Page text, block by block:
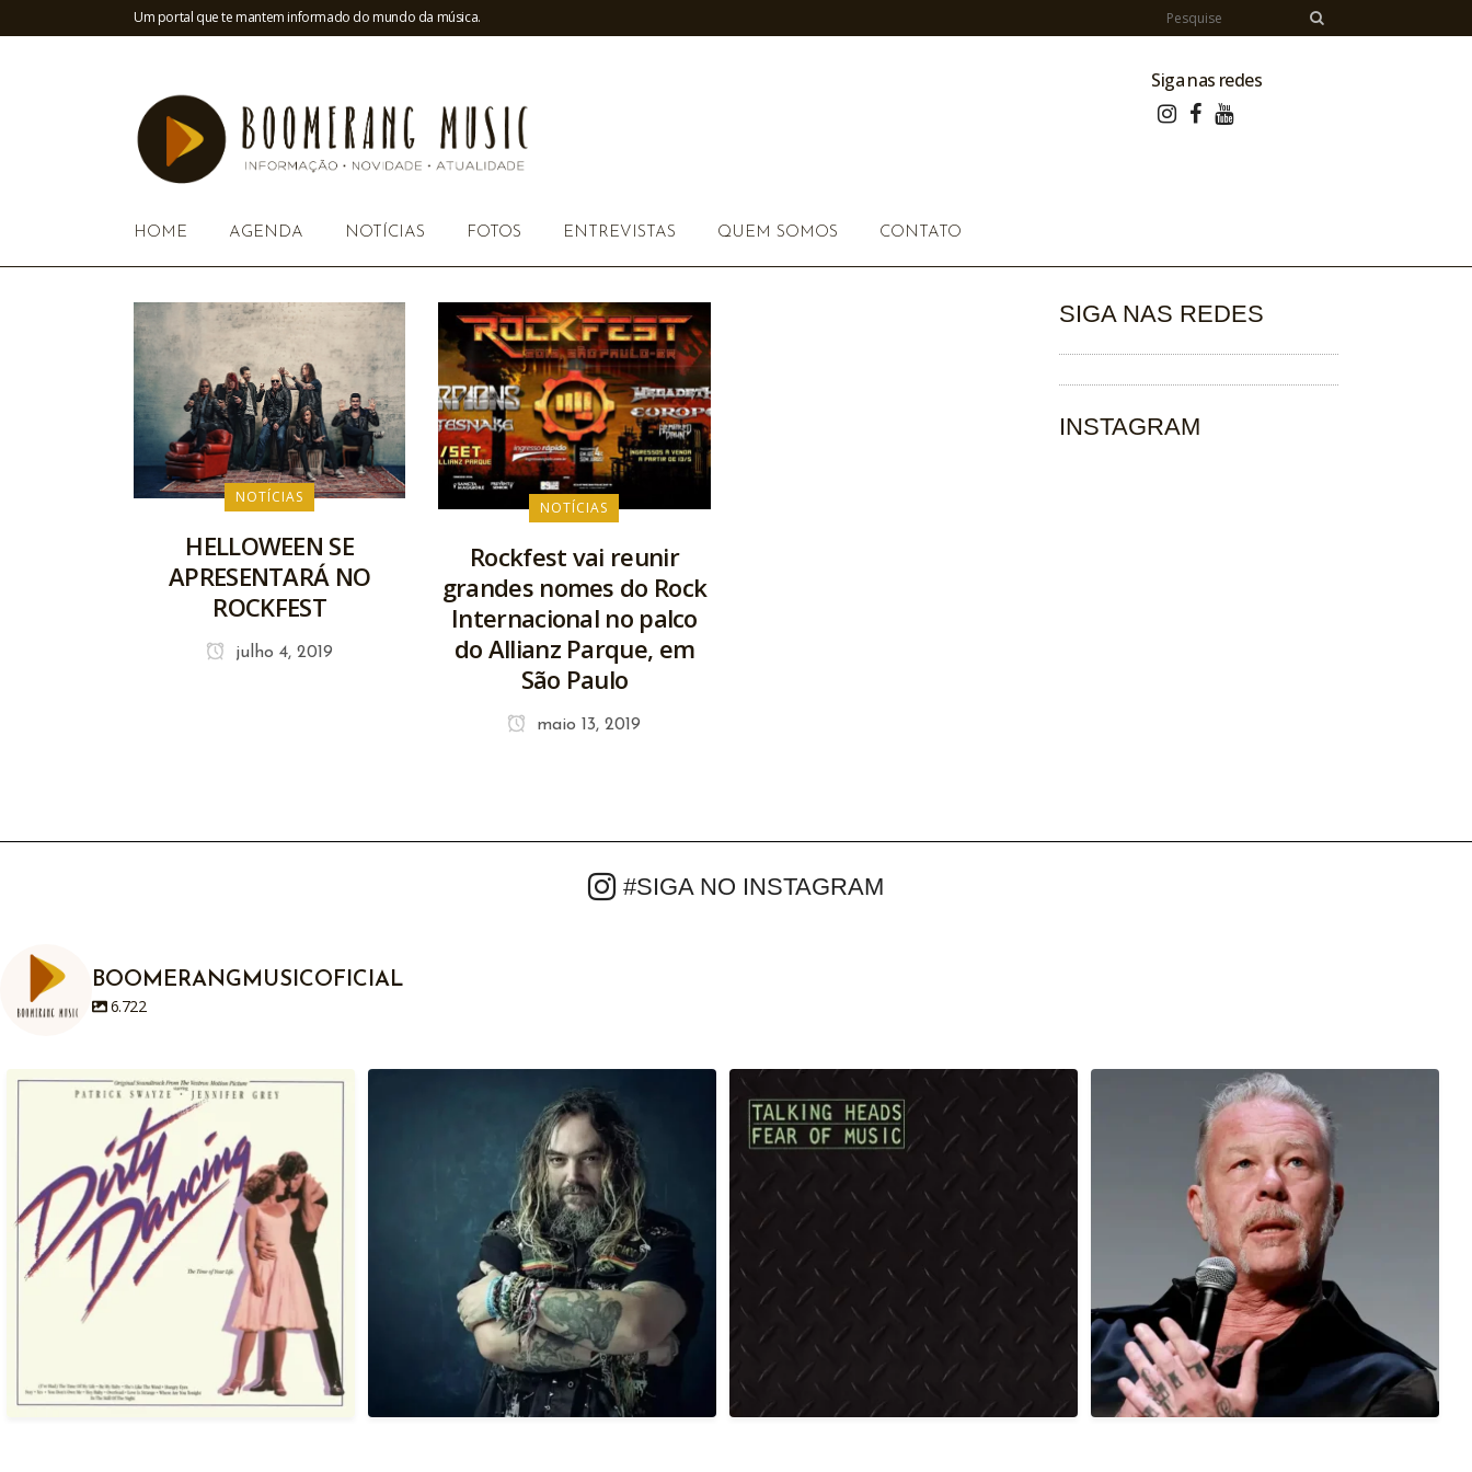
Um portal que te mantem informado do mundo da música.
Siga nas redes
HOME AGENDA NOTÍCIAS FOTOS ENTREVISTAS QUEM SOMOS CONTATO
NOTÍCIAS
HELLOWEEN SE
APRESENTARÁ NO
ROCKFEST
julho 4, 2019
NOTÍCIAS
Rockfest vai reunir
grandes nomes do Rock
Internacional no palco
do Allianz Parque, em
São Paulo
maio 13, 2019
SIGA NAS REDES
INSTAGRAM
#SIGA NO INSTAGRAM
BOOMERANGMUSICOFICIAL
6.722
Em 04/08/1987, há exatamente anos atrás
era
1 0
Hoje, 04/08, é aniversário do cantor,
compositor...
1 0
Em 03/08/1979, há exatamente 47 anos atrás
era
2
Hoje, 03/08, é aniversário do cantor,
compositor,...
0 0